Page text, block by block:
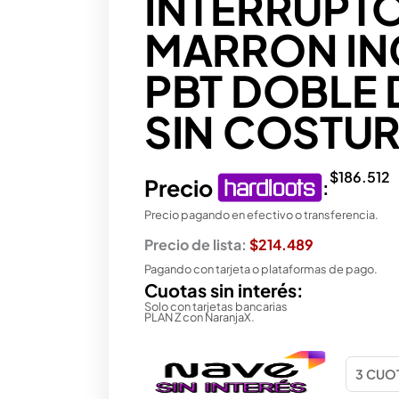
MARRON
PBT DOBLE
SIN
Precio :$186.512
Precio pagando en efectivo o transferencia.
Precio de lista: $214.489
Pagando con tarjeta o plataformas de pago.
Cuotas sin interés:
Solo con tarjetas bancarias
PLAN Z con NaranjaX.